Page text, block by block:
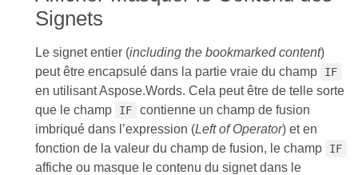
Signets
Le signet entier (including the bookmarked content)
peut être encapsulé dans la partie vraie du champ
IF
en utilisant Aspose.Words. Cela peut être de telle sorte
que le champ
IF
contienne un champ de fusion
imbriqué dans l’expression (Left of Operator) et en
fonction de la valeur du champ de fusion, le champ
IF
affiche ou masque le contenu du signet dans le